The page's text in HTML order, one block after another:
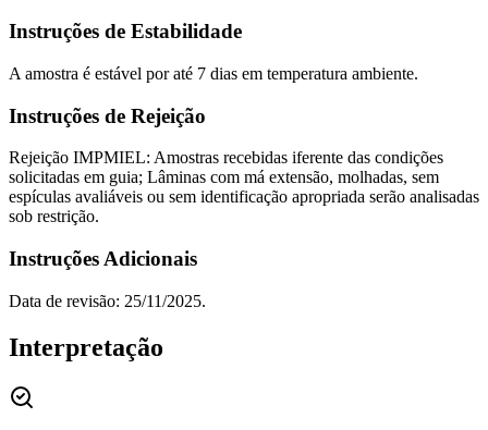
Instruções de Estabilidade
A amostra é estável por até 7 dias em temperatura ambiente.
Instruções de Rejeição
Rejeição IMPMIEL: Amostras recebidas iferente das condições
solicitadas em guia; Lâminas com má extensão, molhadas, sem
espículas avaliáveis ou sem identificação apropriada serão analisadas
sob restrição.
Instruções Adicionais
Data de revisão: 25/11/2025.
Interpretação